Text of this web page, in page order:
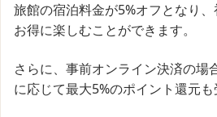
旅館の宿泊料金が5%オフとなり
お得に楽しむことができます。
さらに、事前オンライン決済の場
に応じて最大5%のポイント還元も